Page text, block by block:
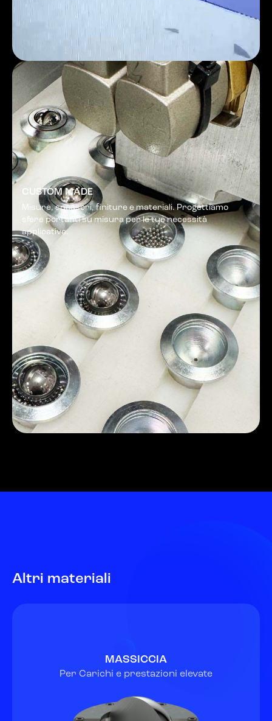
CUSTOM MADE
Misure, spessori, finiture e materiali. Progettiamo
sfere portanti su misura per le tue necessità
applicative.
Altri materiali
MASSICCIA
Per Carichi e prestazioni elevate